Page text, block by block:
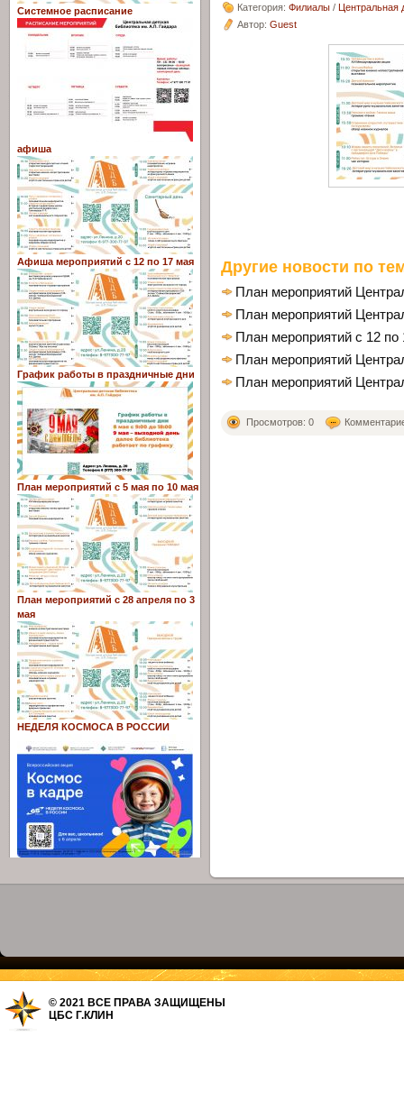
Категория: Филиалы / Центральная
Автор: Guest
Другие новости по
План мероприятий
План мероприятий
План мероприятий с 12 по
План мероприятий
План мероприятий
Просмотров: 0
Системное расписание
афиша
Афиша мероприятий с 12 по 17 мая
График работы в праздничные дни
План мероприятий с 5 мая по 10 мая
План мероприятий с 28 апреля по 3
мая
НЕДЕЛЯ КОСМОСА В РОССИИ
© 2021 ВСЕ ПРАВА ЗАЩИЩЕНЫ
ЦБС Г.КЛИН